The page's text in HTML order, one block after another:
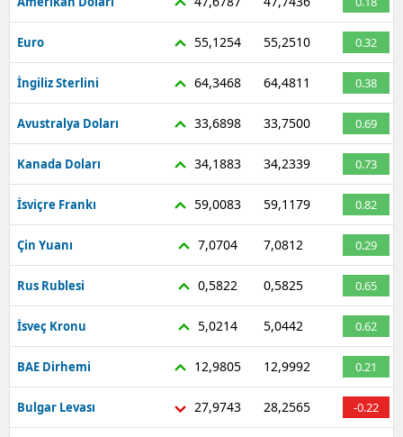
Euro 55,1254 55,2510 0.32
İngiliz Sterlini 64,3468 64,4811 0.38
Avustralya Doları 33,6898 33,7500 0.69
Kanada Doları 34,1883 34,2339 0.73
İsviçre Frankı 59,0083 59,1179 0.82
Çin Yuanı 7,0704 7,0812 0.29
Rus Rublesi 0,5822 0,5825 0.65
İsveç Kronu 5,0214 5,0442 0.62
BAE Dirhemi 12,9805 12,9992 0.21
Bulgar Levası 27,9743 28,2565 -0.22